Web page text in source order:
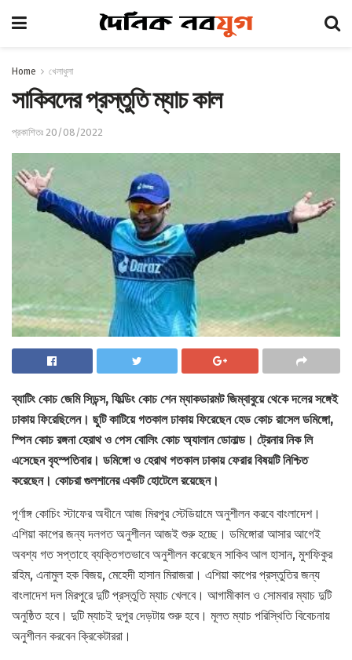
Home খেলাধুলা
সাকিবদের প্রস্তুতি ম্যাচ কাল
প্রকাশিতঃ 20/08/2022
ব্যাটিং কোচ জেমি সিডন্স, ফিল্ডিং কোচ শেন ম্যাকডারমট জিম্বাবুয়ে থেকে দলের সঙ্গেই
ঢাকায় ফিরেছিলেন। ছুটি কাটিয়ে গতকাল ঢাকায় ফিরেছেন হেড কোচ রাসেল ডমিঙ্গো,
স্পিন কোচ রঙ্গনা হেরাথ ও পেস বোলিং কোচ অ্যালান ডোনাল্ড। ট্রেনার নিক লি
এসেছেন বৃহস্পতিবার। ডমিঙ্গো ও হেরাথ গতকাল ঢাকায় ফেরার বিষয়টি নিশ্চিত
করেছেন। কোচরা গুলশানের একটি হোটেলে রয়েছেন।
পূর্ণাঙ্গ কোচিং স্টাফের অধীনে আজ মিরপুর স্টেডিয়ামে অনুশীলন করবে বাংলাদেশ।
এশিয়া কাপের জন্য দলগত অনুশীলন আজই শুরু হচ্ছে। ডমিঙ্গোরা আসার আগেই
অবশ্য গত সপ্তাহে ব্যক্তিগতভাবে অনুশীলন করেছেন সাকিব আল হাসান, মুশফিকুর
রহিম, এনামুল হক বিজয়, মেহেদী হাসান মিরাজরা। এশিয়া কাপের প্রস্তুতির জন্য
বাংলাদেশ দল মিরপুরে দুটি প্রস্তুতি ম্যাচ খেলবে। আগামীকাল ও সোমবার ম্যাচ দুটি
অনুষ্ঠিত হবে। দুটি ম্যাচই দুপুর দেড়টায় শুরু হবে। মূলত ম্যাচ পরিস্থিতি বিবেচনায়
অনুশীলন করবেন ক্রিকেটাররা।